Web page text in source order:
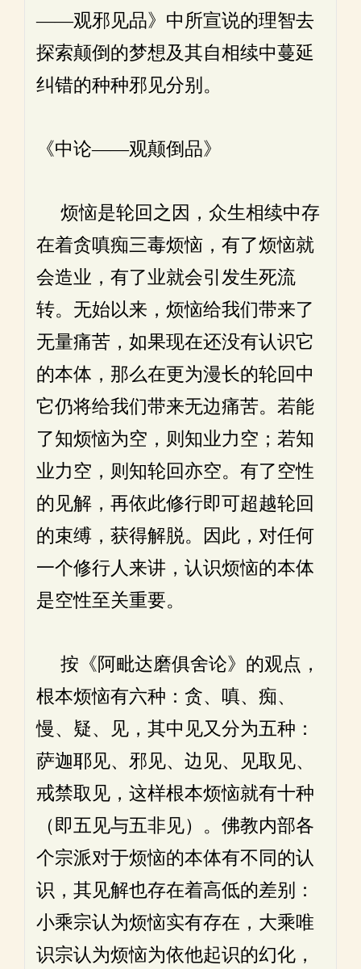
——观邪见品》中所宣说的理智去
探索颠倒的梦想及其自相续中蔓延
纠错的种种邪见分别。
《中论——观颠倒品》
烦恼是轮回之因，众生相续中存
在着贪嗔痴三毒烦恼，有了烦恼就
会造业，有了业就会引发生死流
转。无始以来，烦恼给我们带来了
无量痛苦，如果现在还没有认识它
的本体，那么在更为漫长的轮回中
它仍将给我们带来无边痛苦。若能
了知烦恼为空，则知业力空；若知
业力空，则知轮回亦空。有了空性
的见解，再依此修行即可超越轮回
的束缚，获得解脱。因此，对任何
一个修行人来讲，认识烦恼的本体
是空性至关重要。
按《阿毗达磨俱舍论》的观点，
根本烦恼有六种：贪、嗔、痴、
慢、疑、见，其中见又分为五种：
萨迦耶见、邪见、边见、见取见、
戒禁取见，这样根本烦恼就有十种
（即五见与五非见）。佛教内部各
个宗派对于烦恼的本体有不同的认
识，其见解也存在着高低的差别：
小乘宗认为烦恼实有存在，大乘唯
识宗认为烦恼为依他起识的幻化，